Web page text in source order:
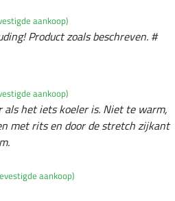
aankoop)
Product zoals beschreven. #
aankoop)
het iets koeler is. Niet te warm,
met rits en door de stretch zijkant
aankoop)